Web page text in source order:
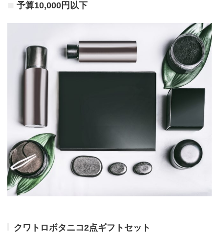
予算10,000円以下
クワトロボタニコ2点ギフトセット